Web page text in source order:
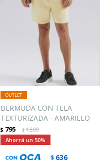
BERMUDA CON TELA
TEXTURIZADA - AMARILLO
$ 795 $1.599
50
$ 636